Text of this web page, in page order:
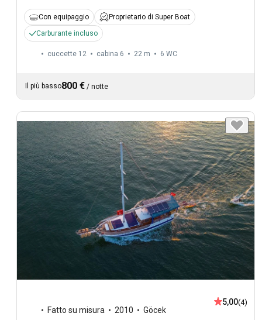
Con equipaggio
Proprietario di Super Boat
Carburante incluso
cuccette 12 cabina 6 22 m 6 WC
Il più basso800 € / notte
Fatto su misura 2010 Göcek
5,00(4)